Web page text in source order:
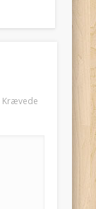
Krævede